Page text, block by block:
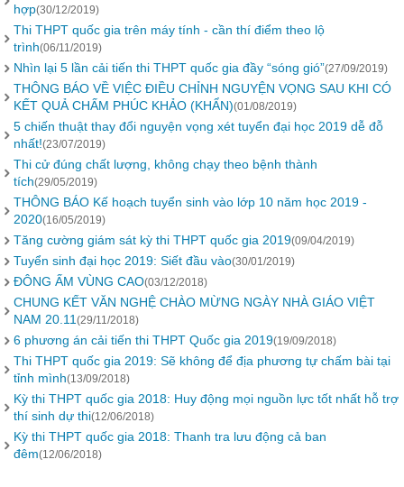
hợp(30/12/2019)
Thi THPT quốc gia trên máy tính - cần thí điểm theo lộ
trình(06/11/2019)
Nhìn lại 5 lần cải tiến thi THPT quốc gia đầy “sóng gió”(27/09/2019)
THÔNG BÁO VỀ VIỆC ĐIỀU CHỈNH NGUYỆN VỌNG SAU KHI CÓ
KẾT QUẢ CHẤM PHÚC KHẢO (KHẨN)(01/08/2019)
5 chiến thuật thay đổi nguyện vọng xét tuyển đại học 2019 dễ đỗ
nhất!(23/07/2019)
Thi cử đúng chất lượng, không chạy theo bệnh thành
tích(29/05/2019)
THÔNG BÁO Kế hoạch tuyển sinh vào lớp 10 năm học 2019 -
2020(16/05/2019)
Tăng cường giám sát kỳ thi THPT quốc gia 2019(09/04/2019)
Tuyển sinh đại học 2019: Siết đầu vào(30/01/2019)
ĐÔNG ẤM VÙNG CAO(03/12/2018)
CHUNG KẾT VĂN NGHỆ CHÀO MỪNG NGÀY NHÀ GIÁO VIỆT
NAM 20.11 (29/11/2018)
6 phương án cải tiến thi THPT Quốc gia 2019(19/09/2018)
Thi THPT quốc gia 2019: Sẽ không để địa phương tự chấm bài tại
tỉnh mình(13/09/2018)
Kỳ thi THPT quốc gia 2018: Huy động mọi nguồn lực tốt nhất hỗ trợ
thí sinh dự thi(12/06/2018)
Kỳ thi THPT quốc gia 2018: Thanh tra lưu động cả ban
đêm(12/06/2018)